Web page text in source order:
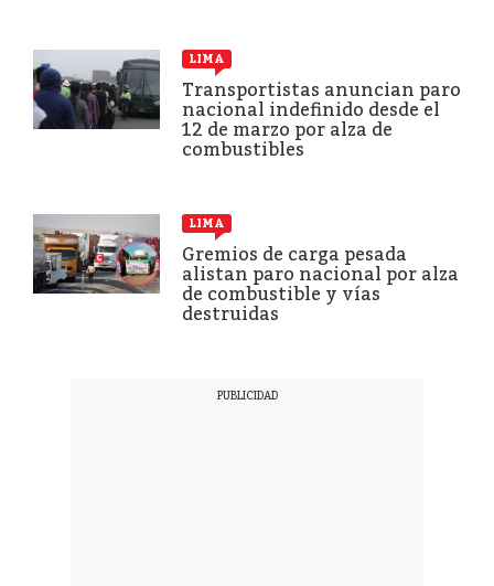
LIMA
Transportistas anuncian paro
nacional indefinido desde el
12 de marzo por alza de
combustibles
LIMA
Gremios de carga pesada
alistan paro nacional por alza
de combustible y vías
destruidas